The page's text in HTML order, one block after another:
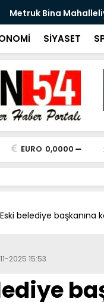
Sakaryalı Dr. Yunus
başladı
SİYASET
EURO 0,0000
Eski belediye başkanına
2025 15:53